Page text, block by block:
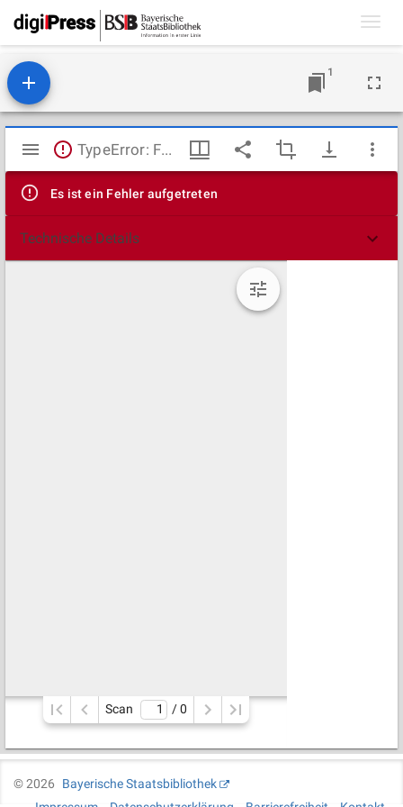
1
Mirador
Viewer
TypeError: Failed to fetch
Es ist ein Fehler aufgetreten
Technische Details
Scan / 0
©2026
Bayerische Staatsbibliothek